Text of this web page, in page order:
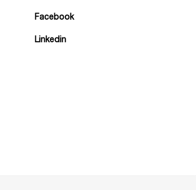
Facebook
Linkedin